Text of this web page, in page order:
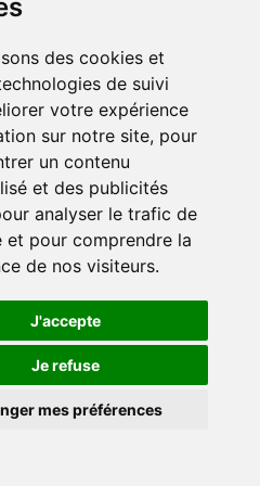
des cookies et
de suivi
votre expérience
sur notre site, pour
un contenu
et des publicités
analyser le trafic de
et pour comprendre la
de nos visiteurs.
J'accepte
Je refuse
mes préférences